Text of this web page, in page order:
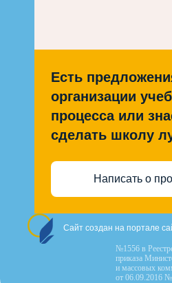
Есть
организации
процесса или
сделать школу
Написать о
Сайт создан на портале
№1556 в
приказа
и массовых
от 06.09.2016